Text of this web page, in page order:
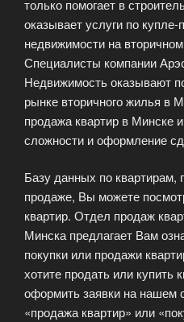
только помогает в
оказывает услуги по
недвижимости на
Специалисты компании
Недвижимость оказывают
рынке вторичного жилья в
продажа квартир в Минске
сложности и оформление
Базу данных по квартирам,
продаже, Вы можете
квартир. Отдел продаж
Минска предлагает Вам
покупки или продажи
хотите продать или купить
оформить заявки на нашем
«продажа квартир» или